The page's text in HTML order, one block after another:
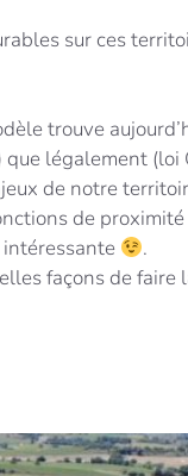
sur ces
trouve
légalement (loi
de notre
de proximité
.
façons de faire